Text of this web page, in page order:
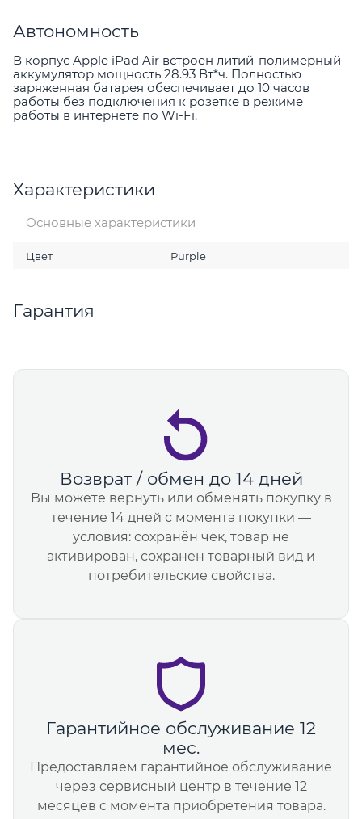
Автономность
В корпус Apple iPad Air встроен литий-полимерный
аккумулятор мощность 28.93 Вт*ч. Полностью
заряженная батарея обеспечивает до 10 часов
работы без подключения к розетке в режиме
работы в интернете по Wi-Fi.
Характеристики
Основные характеристики
Цвет Purple
Гарантия
Возврат / обмен до 14 дней
Вы можете вернуть или обменять покупку в
течение 14 дней с момента покупки —
условия: сохранён чек, товар не
активирован, сохранен товарный вид и
потребительские свойства.
Гарантийное обслуживание 12
мес.
Предоставляем гарантийное обслуживание
через сервисный центр в течение 12
месяцев с момента приобретения товара.